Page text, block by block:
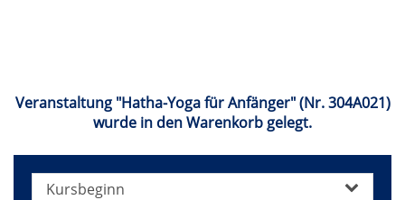
Veranstaltung "Hatha-Yoga für Anfänger" (Nr. 304A021)
wurde in den Warenkorb gelegt.
Kursbeginn